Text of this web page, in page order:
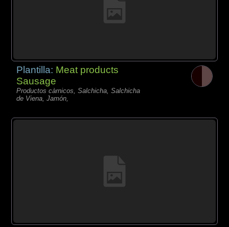
Plantilla: Meat products
Sausage
Productos càrnicos, Salchicha, Salchicha
de Viena, Jamón,